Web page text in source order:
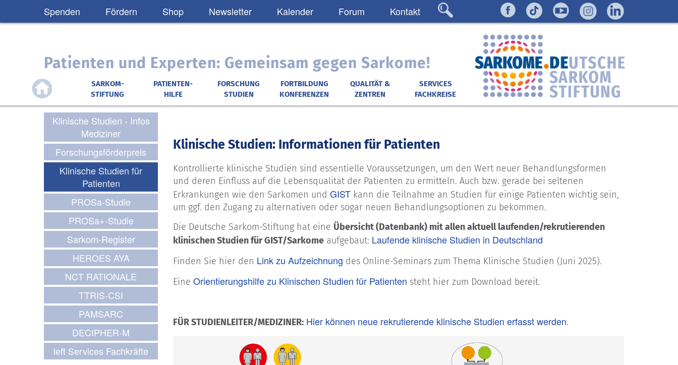
Spenden Fördern Shop Newsletter Kalender Forum Kontakt
Patienten und Experten: Gemeinsam gegen Sarkome!
SARKOM-
STIFTUNG
PATIENTEN-
HILFE
FORSCHUNG
STUDIEN
FORTBILDUNG
KONFERENZEN
QUALITÄT &
ZENTREN
SERVICES
FACHKREISE
Klinische Studien - Infos
Mediziner
Forschungsförderpreis
Klinische Studien für
Patienten
PROSa-Studie
PROSa+-Studie
Sarkom-Register
HEROES AYA
NCT RATIONALE
TTRIS-CSI
PAMSARC
DECIPHER-M
left Services Fachkräfte
Klinische Studien: Informationen für Patienten
Kontrollierte klinische Studien sind essentielle Voraussetzungen, um den Wert neuer Behandlungsformen
und deren Einfluss auf die Lebensqualität der Patienten zu ermitteln. Auch bzw. gerade bei seltenen
Erkrankungen wie den Sarkomen und GIST kann die Teilnahme an Studien für einige Patienten wichtig sein,
um ggf. den Zugang zu alternativen oder sogar neuen Behandlungsoptionen zu bekommen.
Die Deutsche Sarkom-Stiftung hat eine Übersicht (Datenbank) mit allen aktuell laufenden/rekrutierenden
klinischen Studien für GIST/Sarkome aufgebaut: Laufende klinische Studien in Deutschland
Finden Sie hier den Link zu Aufzeichnung des Online-Seminars zum Thema Klinische Studien (Juni 2025).
Eine Orientierungshilfe zu Klinischen Studien für Patienten steht hier zum Download bereit.
FÜR STUDIENLEITER/MEDIZINER: Hier können neue rekrutierende klinische Studien erfasst werden.